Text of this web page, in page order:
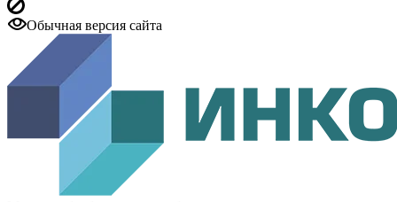
Обычная версия сайта